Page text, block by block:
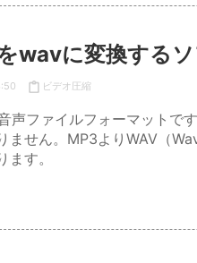
wavに変換する
ビデオ圧縮
声ファイルフォーマットで
ません。MP3よりWAV（
す。